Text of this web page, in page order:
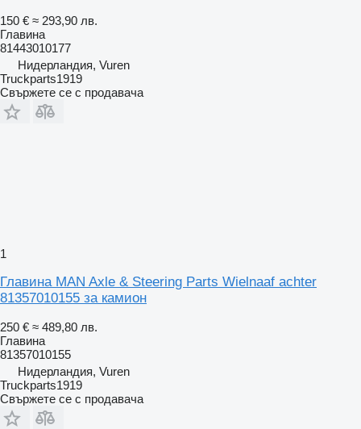
150 € ≈ 293,90 лв.
Главина
81443010177
Нидерландия, Vuren
Truckparts1919
Свържете се с продавача
1
Главина MAN Axle & Steering Parts Wielnaaf achter
81357010155 за камион
250 € ≈ 489,80 лв.
Главина
81357010155
Нидерландия, Vuren
Truckparts1919
Свържете се с продавача